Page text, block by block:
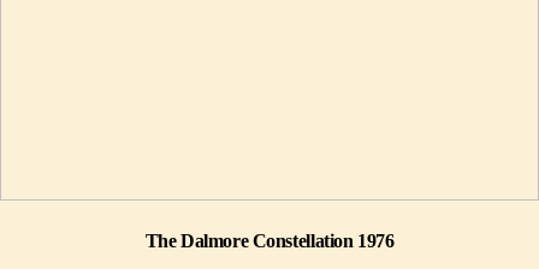
The Dalmore Constellation 1976